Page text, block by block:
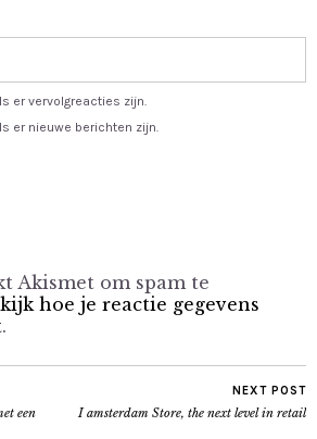
er vervolgreacties zijn.
er nieuwe berichten zijn.
Akismet om spam te
hoe je reactie gegevens
.
een
NEXT POST
I amsterdam Store, the next level in retail